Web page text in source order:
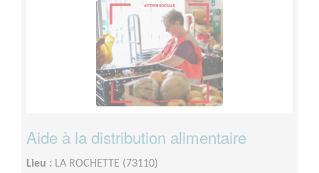
Aide à la distribution alimentaire
Lieu : LA ROCHETTE (73110)